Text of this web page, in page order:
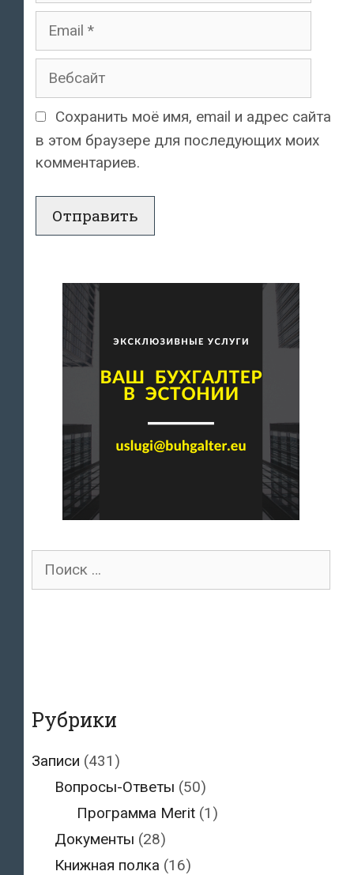
Email
Вебсайт
Сохранить моё имя, email и адрес сайта
в этом браузере для последующих моих
комментариев.
Поиск
Рубрики
Записи (431)
Вопросы-Ответы (50)
Программа Merit (1)
Документы (28)
Книжная полка (16)